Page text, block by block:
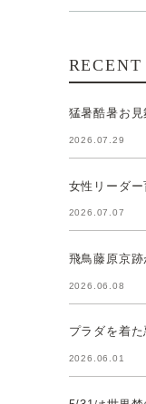
RECENT
猛暑酷暑お
2026.07.29
女性リーダ
2026.07.07
飛鳥藤原京
2026.06.08
プラダを着
2026.06.01